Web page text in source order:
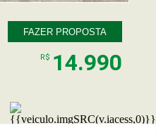
FAZER PROPOSTA
R$ 14.990